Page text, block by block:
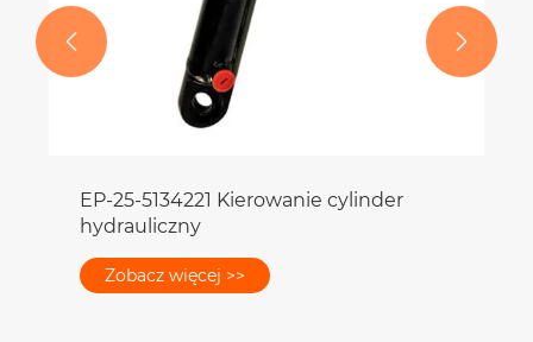
EP-25-5134221 Kierowanie cylinder
hydrauliczny
Zobacz więcej >>
 